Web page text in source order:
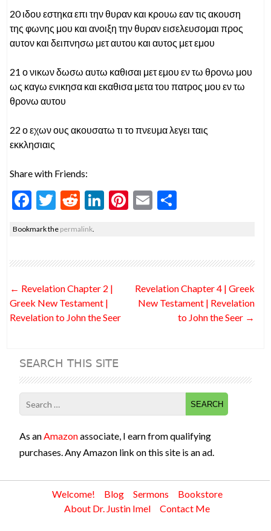
20 ιδου εστηκα επι την θυραν και κρουω εαν τις ακουση
της φωνης μου και ανοιξη την θυραν εισελευσομαι προς
αυτον και δειπνησω μετ αυτου και αυτος μετ εμου
21 ο νικων δωσω αυτω καθισαι μετ εμου εν τω θρονω μου
ως καγω ενικησα και εκαθισα μετα του πατρος μου εν τω
θρονω αυτου
22 ο εχων ους ακουσατω τι το πνευμα λεγει ταις
εκκλησιαις
Share with Friends:
F
e
b
o
k
T
itt
er
R
d
di
Li
dI
Pi
es
E
l
e
Bookmark the permalink.
Post
navigation
← Revelation Chapter 2 |
Greek New Testament |
Revelation to John the Seer
Revelation Chapter 4 | Greek
New Testament | Revelation
to John the Seer →
SEARCH THIS SITE
Search
for:
As anAmazonassociate, I earn from qualifying
purchases. Any Amazon link on this site is an ad.
Welcome! Blog Sermons
Bookstore
About Dr. Justin Imel
Contact Me